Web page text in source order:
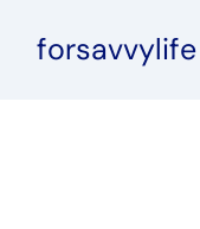
forsavvylife